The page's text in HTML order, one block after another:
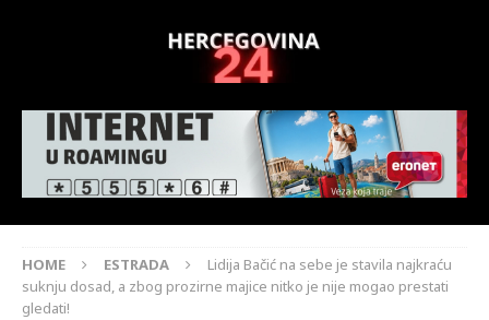
HOME ESTRADA
Lidija Bačić na sebe je stavila najkraću
suknju dosad, a zbog prozirne majice nitko je nije mogao prestati
gledati!